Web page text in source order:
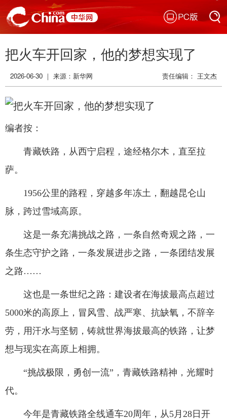
搜索
搜索
PC版
把火车开回家，他的梦想实现了
2026-06-30 ｜ 来源： 新华网 责任编辑： 王文杰
编者按：
青藏铁路，从西宁启程，途经格尔木，直至拉
萨。
1956公里的路程，穿越多年冻土，翻越昆仑山
脉，跨过雪域高原。
这是一条充满挑战之路，一条自然奇观之路，一
条生态守护之路，一条发展进步之路，一条团结发展
之路……
这也是一条世纪之路：建设者在海拔最高点超过
5000米的高原上，冒风雪、战严寒、抗缺氧，不辞辛
劳，用汗水与坚韧，铸就世界海拔最高的铁路，让梦
想与现实在高原上相拥。
“挑战极限，勇创一流”，青藏铁路精神，光耀时
代。
今年是青藏铁路全线通车20周年，从5月28日开